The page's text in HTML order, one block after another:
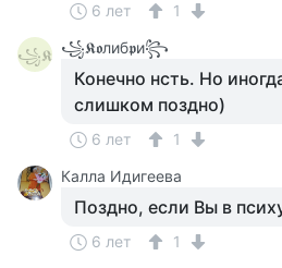
6 лет 1
꧁𝕶 ꧁𝕶𝖔либ𝖕и꧂
Конечно нсть. Но
слишком поздно)
6 лет
1
Калла Идигеева
Поздно, если Вы в
6 лет 1